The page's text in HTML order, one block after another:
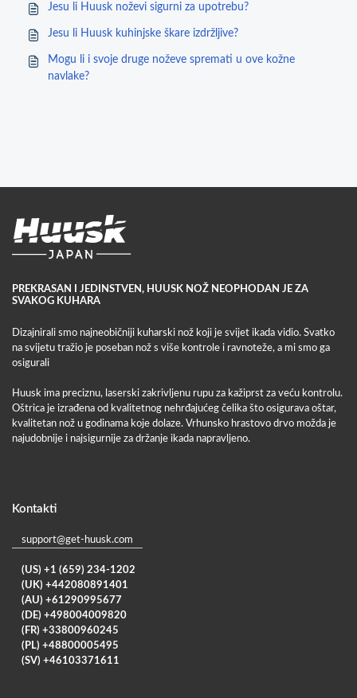
Jesu li Huusk noževi sigurni za upotrebu?
Jesu li Huusk kuhinjske škare izdržljive?
Mogu li i svoje druge noževe spremati u ove kožne
navlake?
PREKRASAN I JEDINSTVEN, HUUSK NOŽ NEOPHODAN JE ZA
SVAKOG KUHARA
Dizajnirali smo najneobičniji kuharski nož koji je svijet ikada vidio. Svatko
na svijetu tražio je poseban nož s više kontrole i ravnoteže, a mi smo ga
osigurali
Huusk ima preciznu, laserski zakrivljenu rupu za kažiprst za veću kontrolu.
Oštrica je izrađena od kvalitetnog nehrđajućeg čelika što osigurava oštar,
kvalitetan nož u godinama koje dolaze. Vrhunsko hrastovo drvo možda je
najudobnije i najsigurnije za držanje ikada napravljeno.
Kontakti
support@get-huusk.com
(US) +1 (659) 234-1202
(UK) +442080891401
(AU) +61290995677
(DE) +498004009820
(FR) +33800960245
(PL) +48800005495
(SV) +46103371611